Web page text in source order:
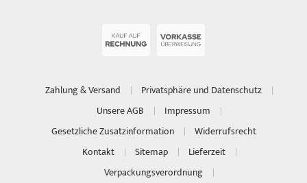
Zahlung & Versand
Privatsphäre und Datenschutz
Unsere AGB
Impressum
Gesetzliche Zusatzinformation
Widerrufsrecht
Kontakt
Sitemap
Lieferzeit
Verpackungsverordnung